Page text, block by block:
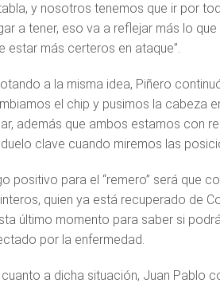
y nosotros tenemos que ir por
a tener, eso va a reflejar más lo
estar más certeros en ataque”.
a la misma idea, Piñero
el chip y pusimos la cabeza
además que ambos estamos con
duelo clave cuando miremos las
positivo para el “remero” será que
quien ya está recuperado de
último momento para saber si
por la enfermedad.
cuanto a dicha situación, Juan Pablo